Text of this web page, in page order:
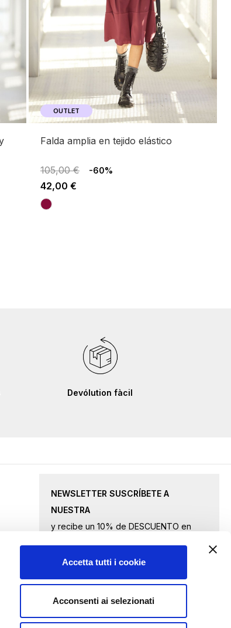
Accetta tutti i cookie
Acconsenti ai selezionati
OUTLET
falda amplia en tejido elástico
105,00 € -60%
42,00 €
Devólution fàcil
NEWSLETTER SUSCRÍBETE A
NUESTRA
y recibe un 10% de DESCUENTO en
a
nuestro
boletín